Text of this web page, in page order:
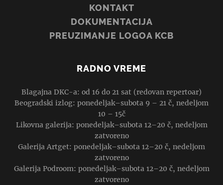
KONTAKT
DOKUMENTACIJA
PREUZIMANJE LOGOA KCB
RADNO VREME
Blagajna DKC-a: od 16 do 21 sat (redovan repertoar)
Beogradski izlog: ponedeljak–subota 9 – 21 č, nedeljom
10 – 15č
Likovna galerija: ponedeljak–subota 12–20 č, nedeljom
zatvoreno
Galerija Artget: ponedeljak–subota 12–20 č, nedeljom
zatvoreno
Galerija Podroom: ponedeljak–subota 12–20 č, nedeljom
zatvoreno